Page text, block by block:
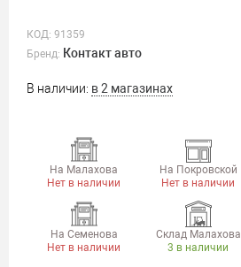
КОД: 91359
Бренд: Контакт авто
В наличии: в 2 магазинах
На Малахова
Нет в наличии
На Покровской
Нет в наличии
На Семенова
Нет в наличии
Склад Малахова
3 в наличии